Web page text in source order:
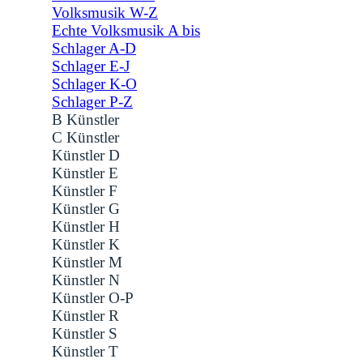
Volksmusik W-Z
Echte Volksmusik A bis
Schlager A-D
Schlager E-J
Schlager K-O
Schlager P-Z
B Künstler
C Künstler
Künstler D
Künstler E
Künstler F
Künstler G
Künstler H
Künstler K
Künstler M
Künstler N
Künstler O-P
Künstler R
Künstler S
Künstler T